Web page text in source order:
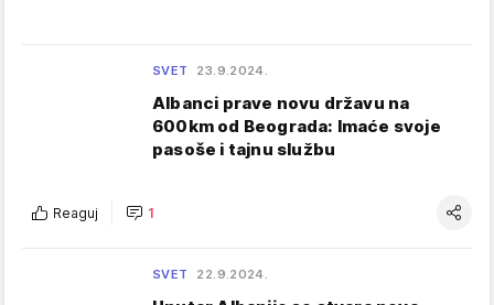
SVET 23.9.2024.
Albanci prave novu državu na
600km od Beograda: Imaće svoje
pasoše i tajnu službu
Reaguj 1
SVET 22.9.2024.